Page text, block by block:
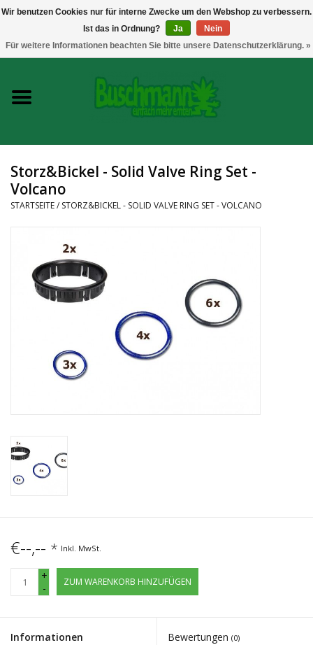
Growshop
Messtechnik
Headshop
CBD und Hanfextrakte
Storz&Bickel - Solid Valve Ring Set -
Volcano
STARTSEITE/ STORZ&BICKEL - SOLID VALVE RING SET - VOLCANO
€--,-- * Inkl. MwSt.
+
-
ZUM WARENKORB HINZUFÜGEN
Informationen Bewertungen (0)
Wir benutzen Cookies nur für interne Zwecke um den Webshop zu verbessern.
Ist das in Ordnung?
Ja
Nein
Für weitere Informationen beachten Sie bitte unsere Datenschutzerklärung. »